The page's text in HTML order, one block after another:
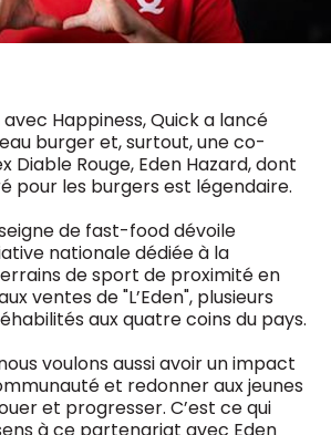
Happiness, Quick a lancé
burger et, surtout, une co-
Diable Rouge, Eden Hazard, dont
pour les burgers est légendaire.
de fast-food dévoile
nationale dédiée à la
de sport de proximité en
ventes de "L’Eden", plusieurs
aux quatre coins du pays.
voulons aussi avoir un impact
et redonner aux jeunes
et progresser. C’est ce qui
à ce partenariat avec Eden
Freemium
access
MM e - News
MM Tech
MM Best of
Research
MM Blue
MM Magazine
(digital)
?